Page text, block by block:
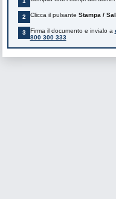
2 Clicca il pulsante Stampa /
3 Firma il documento e invialo a
800 300 333